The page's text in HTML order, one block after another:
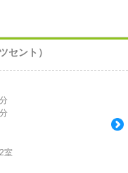
セント）
2室